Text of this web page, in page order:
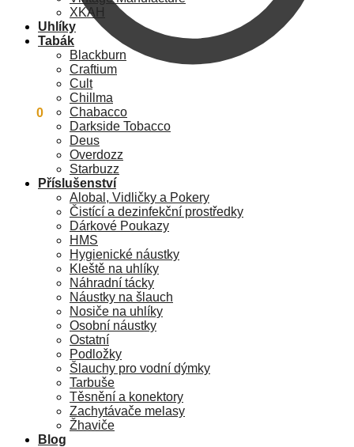
0
XKAH
Uhlíky
Tabák
Blackburn
Craftium
Cult
Chillma
Chabacco
Darkside Tobacco
Deus
Overdozz
Starbuzz
Příslušenství
Alobal, Vidličky a Pokery
Čistící a dezinfekční prostředky
Dárkové Poukazy
HMS
Hygienické náustky
Kleště na uhlíky
Náhradní tácky
Náustky na šlauch
Nosiče na uhlíky
Osobní náustky
Ostatní
Podložky
Šlauchy pro vodní dýmky
Tarbuše
Těsnění a konektory
Zachytávače melasy
Žhaviče
Blog